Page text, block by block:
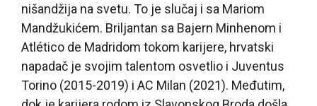
nišandžija na svetu. To je slučaj i sa Mariom
Mandžukićem. Briljantan sa Bajern Minhenom i
Atlético de Madridom tokom karijere, hrvatski
napadač je svojim talentom osvetlio i Juventus
Torino (2015-2019) i AC Milan (2021). Međutim,